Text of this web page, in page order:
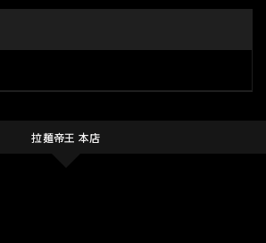
拉麺帝王 本店